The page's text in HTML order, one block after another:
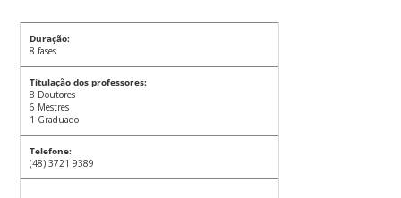
Duração:
8 fases
Titulação dos professores:
8 Doutores
6 Mestres
1 Graduado
Telefone:
(48) 3721 9389